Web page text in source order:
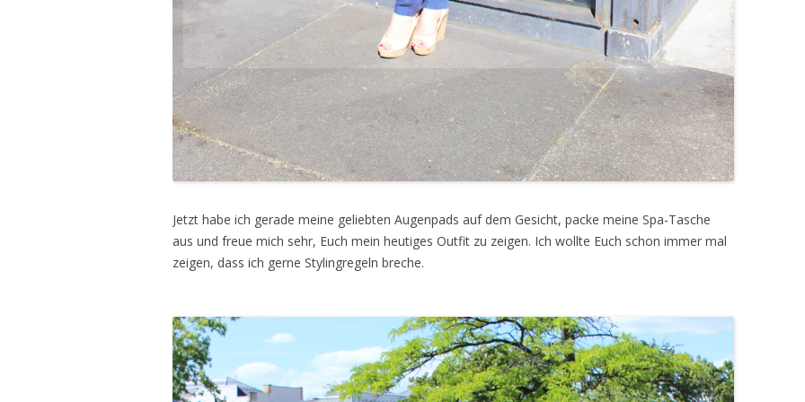
Jetzt habe ich gerade meine geliebten Augenpads auf dem Gesicht, packe meine Spa-Tasche
aus und freue mich sehr, Euch mein heutiges Outfit zu zeigen. Ich wollte Euch schon immer mal
zeigen, dass ich gerne Stylingregeln breche.